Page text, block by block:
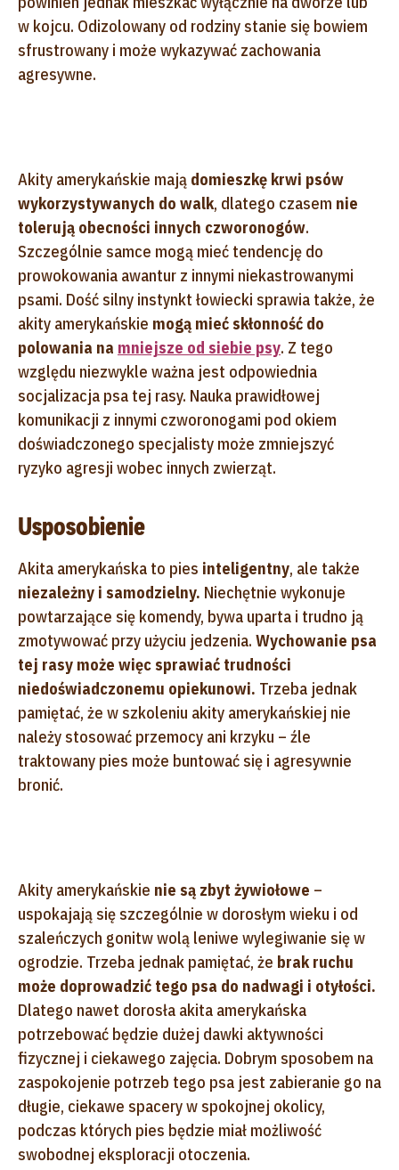
w kojcu. Odizolowany od rodziny stanie się bowiem
sfrustrowany i może wykazywać zachowania
agresywne.
Akity amerykańskie mają domieszkę krwi psów
wykorzystywanych do walk, dlatego czasem nie
tolerują obecności innych czworonogów.
Szczególnie samce mogą mieć tendencję do
prowokowania awantur z innymi niekastrowanymi
psami. Dość silny instynkt łowiecki sprawia także, że
akity amerykańskie mogą mieć skłonność do
polowania na mniejsze od siebie psy. Z tego
względu niezwykle ważna jest odpowiednia
socjalizacja psa tej rasy. Nauka prawidłowej
komunikacji z innymi czworonogami pod okiem
doświadczonego specjalisty może zmniejszyć
ryzyko agresji wobec innych zwierząt.
Usposobienie
Akita amerykańska to pies inteligentny, ale także
niezależny i samodzielny. Niechętnie wykonuje
powtarzające się komendy, bywa uparta i trudno ją
zmotywować przy użyciu jedzenia. Wychowanie psa
tej rasy może więc sprawiać trudności
niedoświadczonemu opiekunowi. Trzeba jednak
pamiętać, że w szkoleniu akity amerykańskiej nie
należy stosować przemocy ani krzyku – źle
traktowany pies może buntować się i agresywnie
bronić.
Akity amerykańskie nie są zbyt żywiołowe –
uspokajają się szczególnie w dorosłym wieku i od
szaleńczych gonitw wolą leniwe wylegiwanie się w
ogrodzie. Trzeba jednak pamiętać, że brak ruchu
może doprowadzić tego psa do nadwagi i otyłości.
Dlatego nawet dorosła akita amerykańska
potrzebować będzie dużej dawki aktywności
fizycznej i ciekawego zajęcia. Dobrym sposobem na
zaspokojenie potrzeb tego psa jest zabieranie go na
długie, ciekawe spacery w spokojnej okolicy,
podczas których pies będzie miał możliwość
swobodnej eksploracji otoczenia.